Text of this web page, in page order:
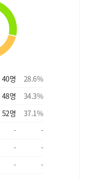
40명 28.6%
48명 34.3%
52명 37.1%
-
-
-
-
-
-